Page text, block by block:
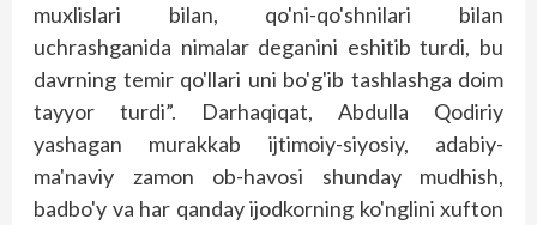
muxlislari bilan, qo'ni-qo'shnilari bilan
uchrashganida nimalar deganini eshitib turdi, bu
davr­ning temir qo'llari uni bo'g'ib tashlashga doim
tayyor turdi”. Darhaqiqat, Abdulla Qodiriy
yashagan murakkab ijtimoiy-siyo­siy, adabiy-
ma'naviy zamon ob-havosi shunday mudhish,
badbo'y va har qanday ijodkorning ko'nglini xufton